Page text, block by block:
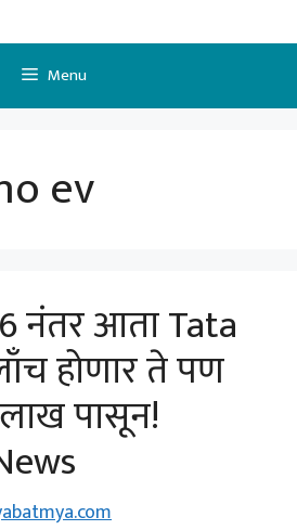
Menu
ev
नंतर आता Tata
होणार ते पण
पासून!